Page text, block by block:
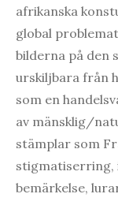
afrikanska
global
bilderna på den
urskiljbara från
som en
av mänsklig/
stämplar som
stigmatiserring,
bemärkelse,